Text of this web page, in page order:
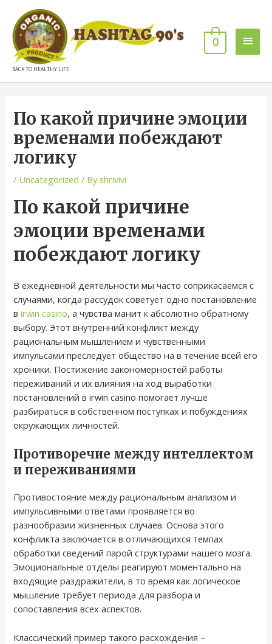
BACK TO HEALTHY LIFE
0
По какой причине эмоции
временами побеждают
логику
/ Uncategorized / By shrivivi
По какой причине
эмоции временами
побеждают логику
В ежедневной деятельности мы часто соприкасаемся с
случаями, когда рассудок советует одно постановление
вirwin casino, а чувства манит к абсолютно обратному
выбору. Этот внутренний конфликт между
рациональным мышлением и чувственными
импульсами преследует общество на в течение всей его
хроники. Постижение закономерностей работы
переживаний и их влияния на ход выработки
постановлений в irwin casino помогает лучше
разбираться в собственном поступках и побуждениях
окружающих личностей.
Противоречие между интеллектом
и переживаниями
Противостояние между рациональным анализом и
импульсивными ответами проявляется во
разнообразии жизненных случаев. Основа этого
конфликта заключается в отличающихся темпах
обработки сведений парой структурами нашего мозга.
Эмоциональные отделы реагируют моментально на
входящие раздражители, в то время как логическое
мышление требует периода для разбора и
сопоставления всех аспектов.
Классический пример такого расхождения –